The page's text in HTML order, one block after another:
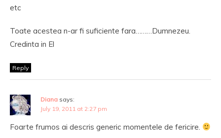
etc
Toate acestea n-ar fi suficiente fara………Dumnezeu.
Credinta in El
Reply
Diana says:
July 19, 2011 at 2:27 pm
Foarte frumos ai descris generic momentele de fericire.